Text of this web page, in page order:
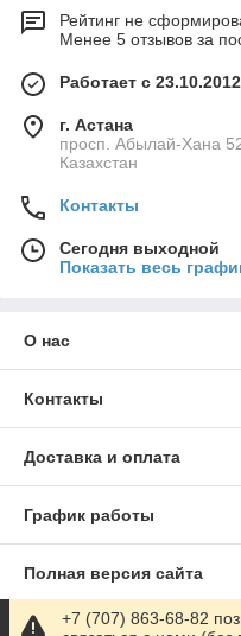
Рейтинг не
Менее 5 отзывов за
Работает с 23.10.2012
г. Астана
просп. Абылай-Хана
Казахстан
Контакты
Сегодня выходной
Показать весь
О нас
Контакты
Доставка и оплата
График работы
Полная версия сайта
Сайт создан на
+7 (707) 863-68-82